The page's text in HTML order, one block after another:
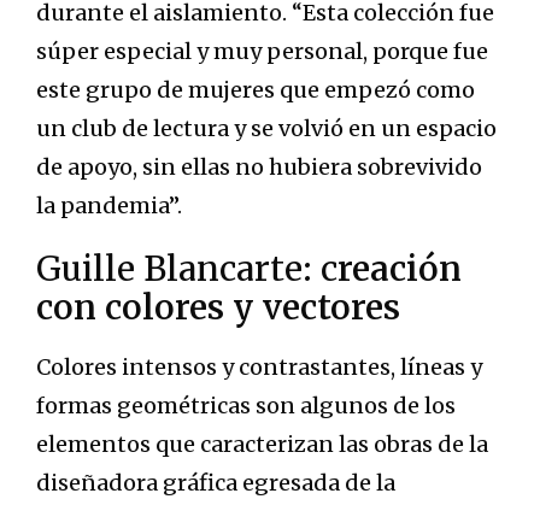
durante el aislamiento. “Esta colección fue
súper especial y muy personal, porque fue
este grupo de mujeres que empezó como
un club de lectura y se volvió en un espacio
de apoyo, sin ellas no hubiera sobrevivido
la pandemia”.
Guille Blancarte: creación
con colores y vectores
Colores intensos y contrastantes, líneas y
formas geométricas son algunos de los
elementos que caracterizan las obras de la
diseñadora gráfica egresada de la